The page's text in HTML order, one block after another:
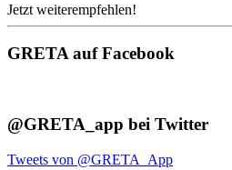
Jetzt weiterempfehlen!
GRETA auf Facebook
@GRETA_app bei Twitter
Tweets von @GRETA_App